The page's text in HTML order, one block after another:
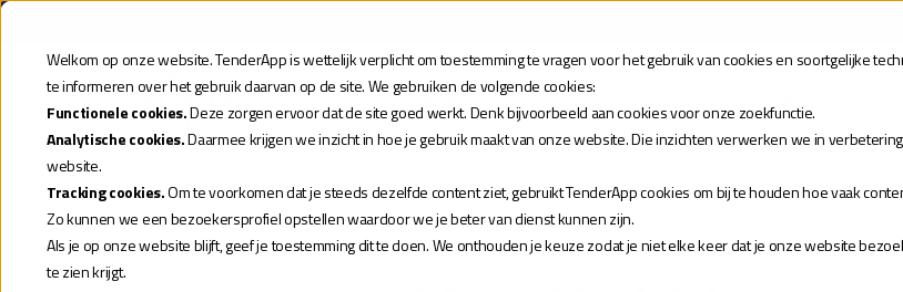
Welkom op onze website. TenderApp is wettelijk verplicht om toestemming te vragen voor het gebruik van cookies en soortgelijke
te informeren over het gebruik daarvan op de site. We gebruiken de volgende cookies:
Functionele cookies.Deze zorgen ervoor dat de site goed werkt. Denk bijvoorbeeld aan cookies voor onze zoekfunctie.
Analytische cookies.Daarmee krijgen we inzicht in hoe je gebruik maakt van onze website. Die inzichten verwerken we in
website.
Tracking cookies.Om te voorkomen dat je steeds dezelfde content ziet, gebruikt TenderApp cookies om bij te houden hoe vaak
Zo kunnen we een bezoekersprofiel opstellen waardoor we je beter van dienst kunnen zijn.
Als je op onze website blijft, geef je toestemming dit te doen. We onthouden je keuze zodat je niet elke keer dat je onze website
te zien krijgt.
| Meld je aan voor de release webinar van onze TenderApp Scale licentie
Nieuws